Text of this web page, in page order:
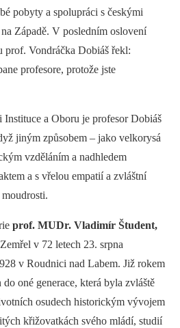
pobyty a spolupráci s českými
Západě. V posledním oslovení
prof. Vondráčka Dobiáš řekl:
profesore, protože jste
Instituce a Oboru je profesor Dobiáš
jiným způsobem –⁠ jako velkorysá
vzděláním a nadhledem
a s vřelou empatií a zvláštní
prof. MUDr. Vladimír Študent,
v 72 letech 23. srpna
v Roudnici nad Labem. Již rokem
oné generace, která byla zvláště
osudech historickým vývojem
křižovatkách svého mládí, studií